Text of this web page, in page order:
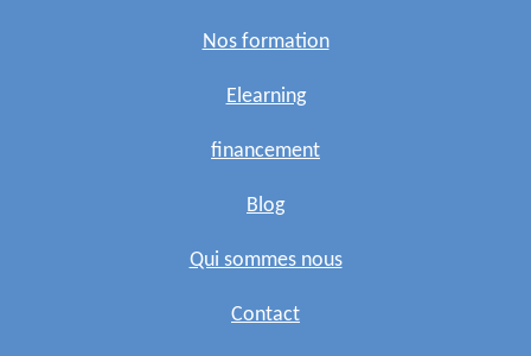
Nos formation
Elearning
financement
Blog
Qui sommes nous
Contact